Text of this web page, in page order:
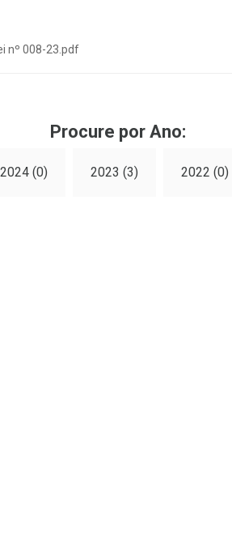
nº 008-23.pdf
Procure por Ano:
2024 (0) 2023 (3) 2022 (0)